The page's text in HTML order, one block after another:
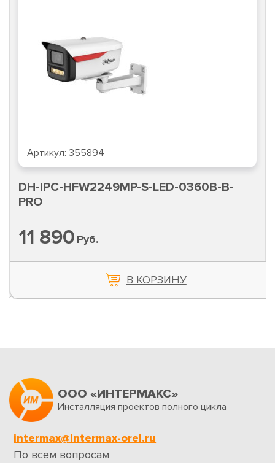
Артикул: 355894
DH-IPC-HFW2249MP-S-LED-0360B-B-
PRO
11 890 Руб.
В КОРЗИНУ
ООО «ИНТЕРМАКС»
Инсталляция проектов полного цикла
intermax@intermax-orel.ru
По всем вопросам